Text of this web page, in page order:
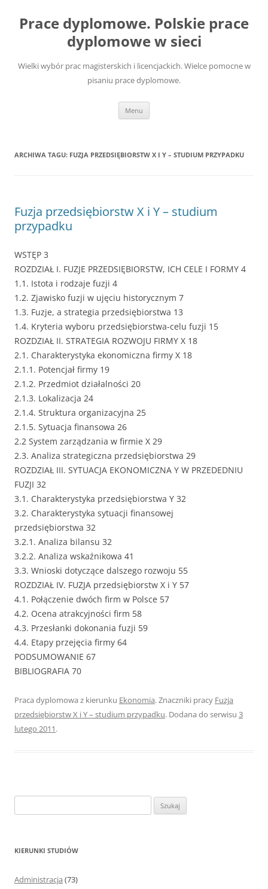
treści
Prace dyplomowe. Polskie prace
dyplomowe w sieci
Wielki wybór prac magisterskich i licencjackich. Wielce pomocne w
pisaniu prace dyplomowe.
Menu
ARCHIWA TAGU: FUZJA PRZEDSIĘBIORSTW X I Y – STUDIUM PRZYPADKU
Fuzja przedsiębiorstw X i Y – studium
przypadku
WSTĘP 3
ROZDZIAŁ I. FUZJE PRZEDSIĘBIORSTW, ICH CELE I FORMY 4
1.1. Istota i rodzaje fuzji 4
1.2. Zjawisko fuzji w ujęciu historycznym 7
1.3. Fuzje, a strategia przedsiębiorstwa 13
1.4. Kryteria wyboru przedsiębiorstwa-celu fuzji 15
ROZDZIAŁ II. STRATEGIA ROZWOJU FIRMY X 18
2.1. Charakterystyka ekonomiczna firmy X 18
2.1.1. Potencjał firmy 19
2.1.2. Przedmiot działalności 20
2.1.3. Lokalizacja 24
2.1.4. Struktura organizacyjna 25
2.1.5. Sytuacja finansowa 26
2.2 System zarządzania w firmie X 29
2.3. Analiza strategiczna przedsiębiorstwa 29
ROZDZIAŁ III. SYTUACJA EKONOMICZNA Y W PRZEDEDNIU
FUZJI 32
3.1. Charakterystyka przedsiębiorstwa Y 32
3.2. Charakterystyka sytuacji finansowej
przedsiębiorstwa 32
3.2.1. Analiza bilansu 32
3.2.2. Analiza wskaźnikowa 41
3.3. Wnioski dotyczące dalszego rozwoju 55
ROZDZIAŁ IV. FUZJA przedsiębiorstw X i Y 57
4.1. Połączenie dwóch firm w Polsce 57
4.2. Ocena atrakcyjności firm 58
4.3. Przesłanki dokonania fuzji 59
4.4. Etapy przejęcia firmy 64
PODSUMOWANIE 67
BIBLIOGRAFIA 70
Praca dyplomowa z kierunku Ekonomia. Znaczniki pracy Fuzja
przedsiębiorstw X i Y – studium przypadku. Dodana do serwisu 3
lutego 2011.
z
KIERUNKI STUDIÓW
Administracja (73)